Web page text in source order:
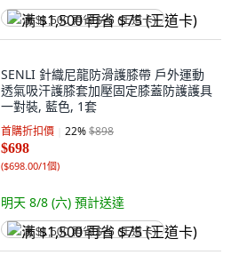
满 $1,500 再省 $75 (王道卡)
SENLI 針織尼龍防滑護膝帶 戶外運動
透氣吸汗護膝套加壓固定膝蓋防護護具
一對裝, 藍色, 1套
首購折扣價 22%$898
$698
($698.00/1個)
明天 8/8 (六) 預計送達
满 $1,500 再省 $75 (王道卡)